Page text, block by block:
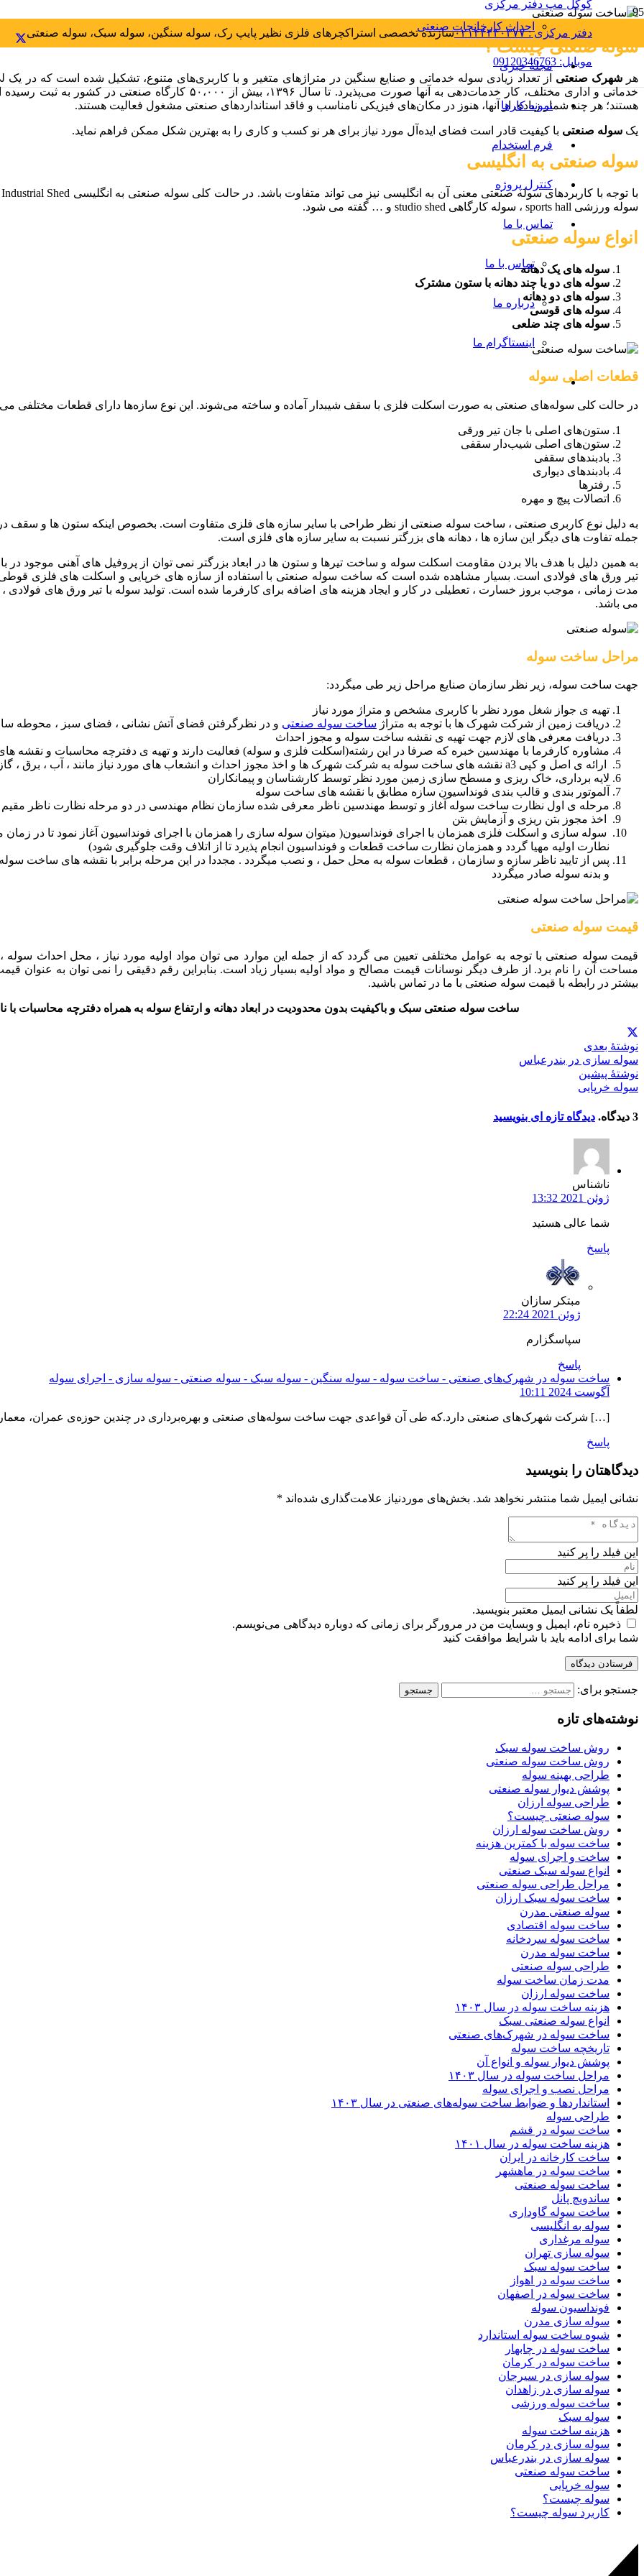
گوگل مپ دفتر مرکزی
دفتر مرکزی : ۰۲۱۴۴۴۴۰۳۷۷
موبایل: 09120346763
سازنده تخصصی استراکچرهای فلزی نظیر پایپ رک، سوله سنگین، سوله سبک، سوله صنعتی
احداث کارخانجات صنعتی
مجله خبری
نمونه کارها
فرم استخدام
کنترل پروژه
تماس با ما
تماس با ما
درباره ما
اینستاگرام ما
سوله صنعتی چیست ؟
هرشهرک صنعتی از تعداد زیادی سوله خدماتی و صنایع سنگین در متراژهای متغیر و با کاربری‌های متنوع، تشکیل شده است که در یک
هستند؛ هر چند شمار زیادی از آنها، هنوز در مکان‌های فیزیکی نامناسب و فاقد استانداردهای صنعتی مشغول فعالیت هستند.
یک سوله صنعتی با کیفیت قادر است فضای ایده‌آل مورد نیاز برای هر نو کسب‌ و کاری را به بهترین شکل ممکن فراهم نماید.
سوله صنعتی به انگلیسی
سوله ورزشی sports hall ، سوله کارگاهی studio shed و … گفته می شود.
انواع سوله صنعتی
سوله های یک دهانه
سوله های دو یا چند دهانه با ستون مشترک
سوله های دو دهانه
سوله های قوسی
سوله های چند ضلعی
قطعات اصلی سوله
در حالت کلی سوله‌های صنعتی به صورت اسکلت فلزی با سقف شیبدار آماده و ساخته می‌شوند. این نوع سازه‌ها دارای قطعات مختلفی
ستون‌های اصلی با جان تیر ورقی
ستون‌های اصلی شیب‌دار سقفی
بادبندهای سقفی
بادبندهای دیواری
رفترها
اتصالات پیچ و مهره
به دلیل نوع کاربری صنعتی ، ساخت سوله صنعتی از نظر طراحی با سایر سازه های فلزی متفاوت است. بخصوص اینکه ستون ها و سقف
جمله تفاوت های دیگر این سازه ها ، دهانه های بزرگتر نسبت به سایر سازه های فلزی است.
به همین دلیل با هدف بالا بردن مقاومت اسکلت سوله و ساخت تیرها و ستون ها در ابعاد بزرگتر نمی توان از پروفیل های آهنی موجود در
تیر ورق های فولادی است. بسیار مشاهده شده است که ساخت سوله صنعتی با استفاده از سازه های خرپایی و اسکلت های فلزی قوطی
مدت زمانی ، موجب بروز خسارت ، تعطیلی در کار و ایجاد هزینه های اضافه برای کارفرما شده است. تولید سوله با تیر ورق های
می باشد.
مراحل ساخت سوله
جهت ساخت سوله، زیر نظر سازمان صنایع مراحل زیر طی میگردد:
تهیه ی جواز شغل مورد نظر با کاربری مشخص و متراژ مورد نیاز
دریافت زمین از شرکت شهرک ها با توجه به متراژ ساخت سوله صنعتی و در نظرگرفتن فضای آتش نشانی ، فضای سبز ، محوطه
دریافت معرفی های لازم جهت تهیه ی نقشه ساخت سوله و مجوز احداث
مشاوره کارفرما با مهندسین خبره که صرفا در این رشته(اسکلت فلزی و سوله) فعالیت دارند و تهیه ی دفترچه محاسبات و نقشه
ارائه ی اصل و کپی a3 نقشه های ساخت سوله به شرکت شهرک ها و اخذ مجوز احداث و انشعاب های مورد نیاز مانند ، آب ، برق ، گاز و …
لایه برداری، خاک ریزی و مسطح سازی زمین مورد نظر توسط کارشناسان و پیمانکاران
آلموتور بندی و قالب بندی فونداسیون سازه مطابق با نقشه های ساخت سوله
مرحله ی اول نظارت ساخت سوله آغاز و توسط مهندسین ناظر معرفی شده سازمان نظام مهندسی در دو مرحله نظارت ناظر مقیم یا
اخذ مجوز بتن ریزی و آزمایش بتن
سوله سازی و اسکلت فلزی همزمان با اجرای فونداسیون( میتوان سوله سازی را همزمان با اجرای فونداسیون آغاز نمود تا در
نطارت اولیه مهیا گردد و همزمان نظارت ساخت قطعات و فونداسیون انجام پذیرد تا از اتلاف وقت جلوگیری شود)
پس از تایید ناظر سازه و سازمان ، قطعات سوله به محل حمل ، و نصب میگردد . مجددا در این مرحله برابر با نقشه های ساخت
و بدنه سوله صادر میگردد
قیمت سوله صنعتی
قیمت سوله صنعتی با توجه به عوامل مختلفی تعیین می گردد که از جمله این موارد می توان مواد اولیه مورد نیاز ، محل احداث
مساحت آن را نام برد. از طرف دیگر نوسانات قیمت مصالح و مواد اولیه بسیار زیاد است. بنابراین رقم دقیقی را نمی توان به
بیشتر در رابطه با قیمت سوله صنعتی با ما در تماس باشید.
ساخت سوله صنعتی سبک و باکیفیت بدون محدودیت در ابعاد دهانه و ارتفاع سوله به همراه دفترچه محاسبات با
نوشتهٔ بعدی
سوله سازی در بندرعباس
نوشتهٔ پیشین
سوله خرپایی
3 دیدگاه. دیدگاه تازه ای بنویسید
ناشناس
ژوئن 2021 13:32
شما عالی هستید
پاسخ
مبتکر سازان
ژوئن 2021 22:24
سپاسگزارم
پاسخ
ساخت سوله در شهرک‌های صنعتی - ساخت سوله - سوله سنگین - سوله سبک - سوله صنعتی - سوله سازی - اجرای سوله
آگوست 2024 10:11
[…] شرکت شهرک‌های صنعتی دارد.که طی آن قواعدی جهت ساخت سوله‌های صنعتی و بهره‌برداری در چندین حوزه‌ی عمران،
پاسخ
دیدگاهتان را بنویسید
نشانی ایمیل شما منتشر نخواهد شد. بخش‌های موردنیاز علامت‌گذاری شده‌اند *
این فیلد را پر کنید
این فیلد را پر کنید
لطفاً یک نشانی ایمیل معتبر بنویسید.
ذخیره نام، ایمیل و وبسایت من در مرورگر برای زمانی که دوباره دیدگاهی می‌نویسم.
شما برای ادامه باید با شرایط موافقت کنید
فرستادن دیدگاه
جستجو برای:
نوشته‌های تازه
روش ساخت سوله سبک
روش ساخت سوله صنعتی
طراحی بهینه سوله
پوشش دیوار سوله صنعتی
طراحی سوله ارزان
سوله صنعتی چیست؟
روش ساخت سوله ارزان
ساخت سوله با کمترین هزینه
ساخت و اجرای سوله
انواع سوله سبک صنعتی
مراحل طراحی سوله صنعتی
ساخت سوله سبک ارزان
سوله صنعتی مدرن
ساخت سوله اقتصادی
ساخت سوله سردخانه
ساخت سوله مدرن
طراحی سوله صنعتی
مدت زمان ساخت سوله
ساخت سوله ارزان
هزینه ساخت سوله در سال ۱۴۰۳
انواع سوله صنعتی سبک
ساخت سوله در شهرک‌های صنعتی
تاریخچه ساخت سوله
پوشش دیوار سوله و انواع آن
مراحل ساخت سوله در سال ۱۴۰۳
مراحل نصب و اجرای سوله
استانداردها و ضوابط ساخت سوله‌های صنعتی در سال ۱۴۰۳
طراحی سوله
ساخت سوله در قشم
هزینه ساخت سوله در سال ۱۴۰۱
ساخت کارخانه در ایران
ساخت سوله در ماهشهر
ساخت سوله صنعتی
ساندویچ پانل
ساخت سوله گاوداری
سوله به انگلیسی
سوله مرغداری
سوله سازی تهران
ساخت سوله سبک
ساخت سوله در اهواز
ساخت سوله در اصفهان
فونداسیون سوله
سوله سازی مدرن
شیوه ساخت سوله استاندارد
ساخت سوله در چابهار
ساخت سوله در کرمان
سوله سازی در سیرجان
سوله سازی در زاهدان
ساخت سوله ورزشی
سوله سبک
هزینه ساخت سوله
سوله سازی در کرمان
سوله سازی در بندرعباس
ساخت سوله صنعتی
سوله خرپایی
سوله چیست؟
کاربرد سوله چیست؟